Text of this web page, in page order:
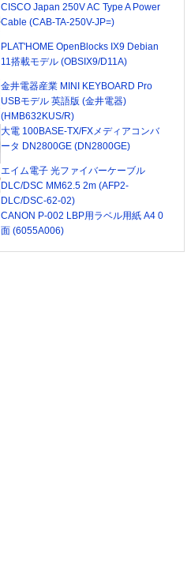
CISCO Japan 250V AC Type A Power
Cable (CAB-TA-250V-JP=)
PLAT'HOME OpenBlocks IX9 Debian
11搭載モデル (OBSIX9/D11A)
金井電器産業 MINI KEYBOARD Pro
USBモデル 英語版 (金井電器)
(HMB632KUS/R)
大電 100BASE-TX/FXメディアコンバ
ータ DN2800GE (DN2800GE)
エイム電子 光ファイバーケーブル
DLC/DSC MM62.5 2m (AFP2-
DLC/DSC-62-02)
CANON P-002 LBP用ラベル用紙 A4 0
面 (6055A006)